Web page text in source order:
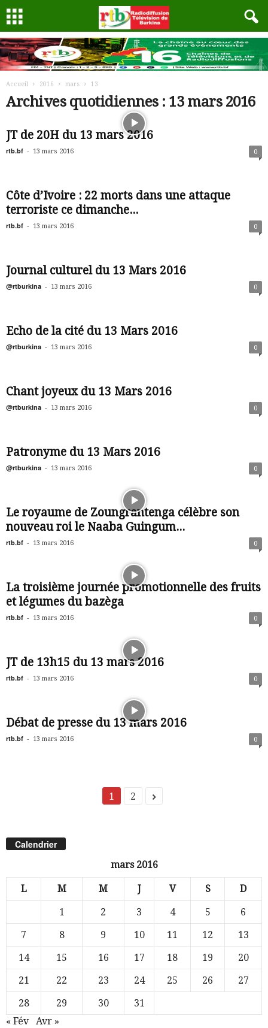
Accueil 2016 mars 13
Archives quotidiennes : 13 mars 2016
JT de 20H du 13 mars 2016
rtb.bf - 13 mars 2016 0
Côte d’Ivoire : 22 morts dans une attaque
terroriste ce dimanche...
rtb.bf - 13 mars 2016 0
Journal culturel du 13 Mars 2016
@rtburkina - 13 mars 2016 0
Echo de la cité du 13 Mars 2016
@rtburkina - 13 mars 2016 0
Chant joyeux du 13 Mars 2016
@rtburkina - 13 mars 2016 0
Patronyme du 13 Mars 2016
@rtburkina - 13 mars 2016 0
Le royaume de Zoungrantenga célèbre son
nouveau roi le Naaba Guingum...
rtb.bf - 13 mars 2016 0
La troisième journée promotionnelle des fruits
et légumes du bazèga
rtb.bf - 13 mars 2016 0
JT de 13h15 du 13 mars 2016
rtb.bf - 13 mars 2016 0
Débat de presse du 13 mars 2016
rtb.bf - 13 mars 2016 0
1 2
Calendrier
mars 2016
L M M J V S D
1 2 3 4 5
6
7
8 9 10 11 12
13
14
15 16 17 18 19
20
21
22 23 24 25 26
27
28
29 30
31
« Fév
Avr »